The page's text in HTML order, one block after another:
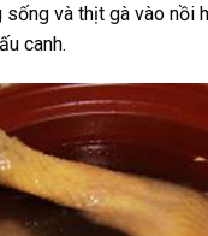
sống và thịt gà vào nồi
canh.